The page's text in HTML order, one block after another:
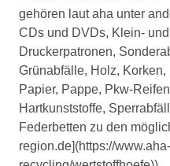
gehören laut aha unter
CDs und DVDs, Klein-
Druckerpatronen,
Grünabfälle, Holz,
Papier, Pappe, Pkw-
Hartkunststoffe,
Federbetten zu den
region.de](https://